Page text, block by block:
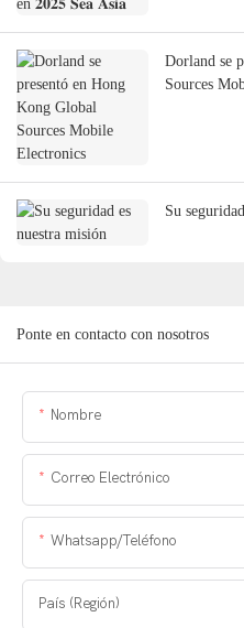
Dorland se
Sources
Su
Ponte en contacto con nosotros
Nombre
Correo Electrónico
Whatsapp/Teléfono
País (Región)